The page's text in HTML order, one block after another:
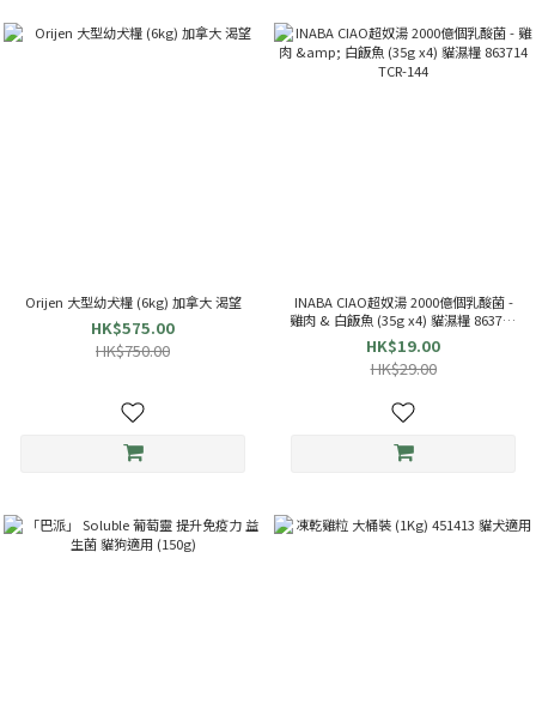
Orijen 大型幼犬糧 (6kg) 加拿大 渴望
HK$575.00
HK$750.00
INABA CIAO超奴湯 2000億個乳酸菌 -
雞肉 & 白飯魚 (35g x4) 貓濕糧 863714
TCR-144
HK$19.00
HK$29.00